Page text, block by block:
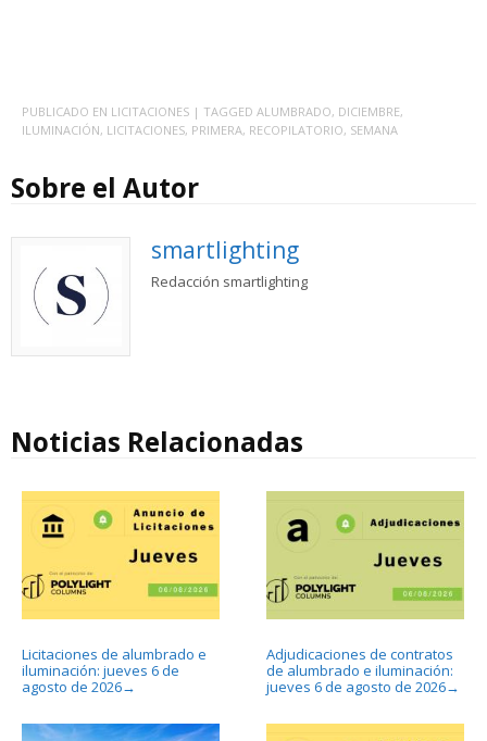
PUBLICADO EN LICITACIONES | TAGGED ALUMBRADO, DICIEMBRE,
ILUMINACIÓN, LICITACIONES, PRIMERA, RECOPILATORIO, SEMANA
Sobre el Autor
smartlighting
Redacción smartlighting
Noticias Relacionadas
Licitaciones de alumbrado e
iluminación: jueves 6 de
agosto de 2026→
Adjudicaciones de contratos
de alumbrado e iluminación:
jueves 6 de agosto de 2026→